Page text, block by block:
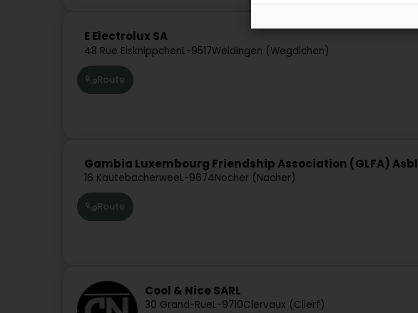
E Electrolux SA
48 Rue EisknippchenL-9517Weidingen (Wegdichen)
Route
Gambia Luxembourg Friendship Association (GLFA) Asbl
16 KautebacherweeL-9674Nocher (Nacher)
Route
Cool & Nice SARL
30 Grand-RueL-9710Clervaux (Clierf)